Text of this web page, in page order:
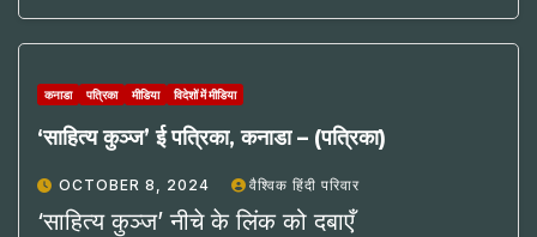
कनाडा पत्रिका मीडिया विदेशों में मीडिया
‘साहित्य कुञ्ज’ ई पत्रिका, कनाडा – (पत्रिका)
OCTOBER 8, 2024 वैश्विक हिंदी परिवार
‘साहित्य कुञ्ज’ नीचे के लिंक को दबाएँ